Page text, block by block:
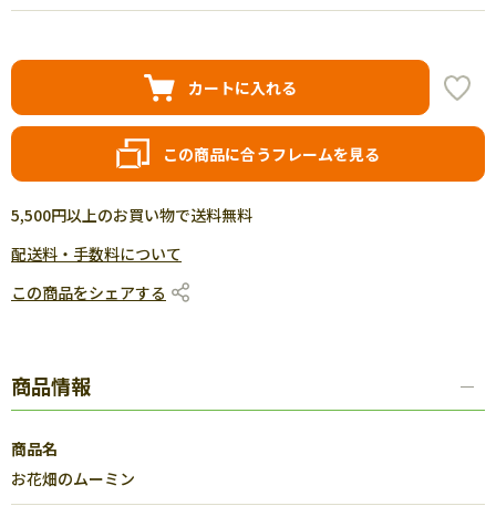
カートに入れる
この商品に合うフレームを見る
5,500円以上のお買い物で送料無料
配送料・手数料について
この商品をシェアする
商品情報
商品名
お花畑のムーミン